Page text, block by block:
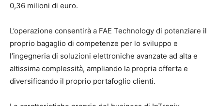
0,36 milioni di euro.
L’operazione consentirà a FAE Technology di potenziare il
proprio bagaglio di competenze per lo sviluppo e
l’ingegneria di soluzioni elettroniche avanzate ad alta e
altissima complessità, ampliando la propria offerta e
diversificando il proprio portafoglio clienti.